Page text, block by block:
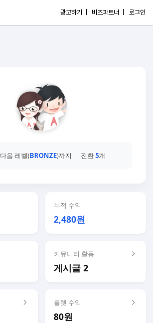
광고하기 | 비즈파트너 | 로그인
다음 레벨(BRONZE)까지 전환5개
누적 수익
2,480원
커뮤니티 활동
게시글 2
룰렛 수익
80원